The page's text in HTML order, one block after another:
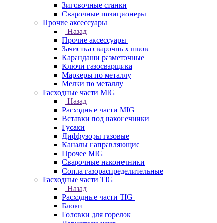
Зиговочные станки
Сварочные позиционеры
Прочие аксессуары
Назад
Прочие аксессуары
Зачистка сварочных швов
Карандаши разметочные
Ключи газосварщика
Маркеры по металлу
Мелки по металлу
Расходные части MIG
Назад
Расходные части MIG
Вставки под наконечники
Гусаки
Диффузоры газовые
Каналы направляющие
Прочее MIG
Сварочные наконечники
Сопла газораспределительные
Расходные части TIG
Назад
Расходные части TIG
Блоки
Головки для горелок